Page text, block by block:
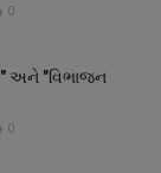
0
અને "વિભાજન
0